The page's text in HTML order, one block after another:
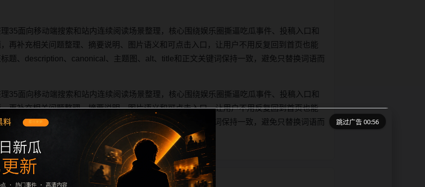
35面向移动端搜索和站内连续阅读场景整理，核心围绕娱乐圈撕逼吃瓜事件、投稿入口和
再补充相关问题整理、摘要说明、图片语义和可点击入口，让用户不用反复回到首页也能
题、description、canonical、主题图、alt、title和正文关键词保持一致，避免只替换词语而
35面向移动端搜索和站内连续阅读场景整理，核心围绕娱乐圈撕逼吃瓜事件、投稿入口和
再补充相关问题整理、摘要说明、图片语义和可点击入口，让用户不用反复回到首页也能
题、description、canonical、主题图、alt、title和正文关键词保持一致，避免只替换词语而
跳过广告 00:55